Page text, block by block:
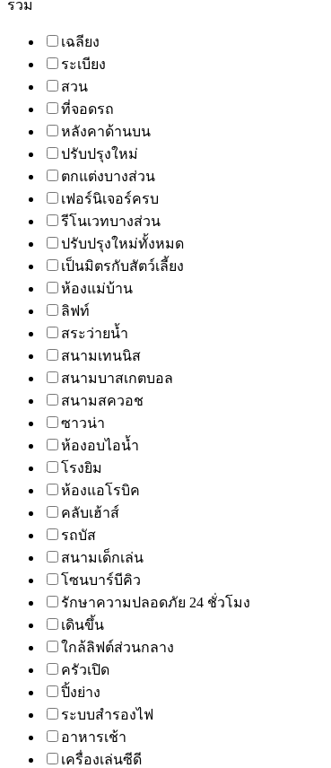
รวม
เฉลียง
ระเบียง
สวน
ที่จอดรถ
หลังคาด้านบน
ปรับปรุงใหม่
ตกแต่งบางส่วน
เฟอร์นิเจอร์ครบ
รีโนเวทบางส่วน
ปรับปรุงใหม่ทั้งหมด
เป็นมิตรกับสัตว์เลี้ยง
ห้องแม่บ้าน
ลิฟท์
สระว่ายน้ำ
สนามเทนนิส
สนามบาสเกตบอล
สนามสควอช
ซาวน่า
ห้องอบไอน้ำ
โรงยิม
ห้องแอโรบิค
คลับเฮ้าส์
รถบัส
สนามเด็กเล่น
โซนบาร์บีคิว
รักษาความปลอดภัย 24 ชั่วโมง
เดินขึ้น
ใกล้ลิฟต์ส่วนกลาง
ครัวเปิด
ปิ้งย่าง
ระบบสำรองไฟ
อาหารเช้า
เครื่องเล่นซีดี